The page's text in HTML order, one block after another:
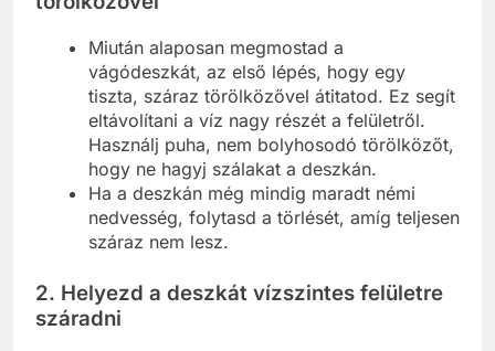
Miután alaposan megmostad a
vágódeszkát, az első lépés, hogy egy
tiszta, száraz törölközővel átitatod. Ez segít
eltávolítani a víz nagy részét a felületről.
Használj puha, nem bolyhosodó törölközőt,
hogy ne hagyj szálakat a deszkán.
Ha a deszkán még mindig maradt némi
nedvesség, folytasd a törlését, amíg teljesen
száraz nem lesz.
2. Helyezd a deszkát vízszintes felületre
száradni